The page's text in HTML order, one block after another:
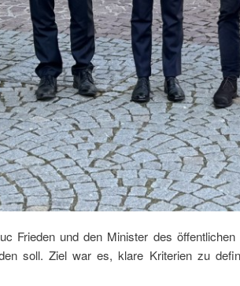
Frieden und den Minister des
soll. Ziel war es, klare Kriterien zu